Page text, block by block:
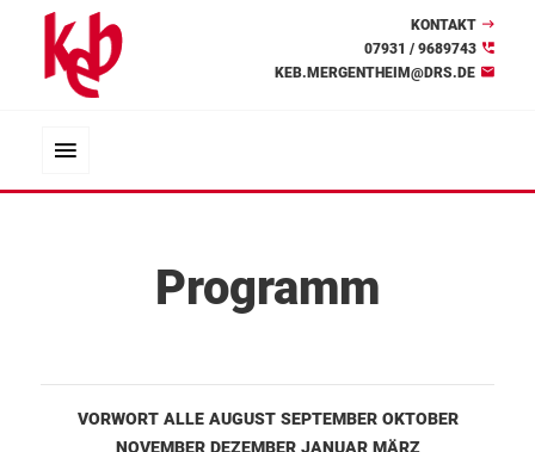
KONTAKT
07931 / 9689743
KEB.MERGENTHEIM@DRS.DE
Programm
VORWORT ALLE AUGUST SEPTEMBER OKTOBER
NOVEMBER DEZEMBER JANUAR MÄRZ